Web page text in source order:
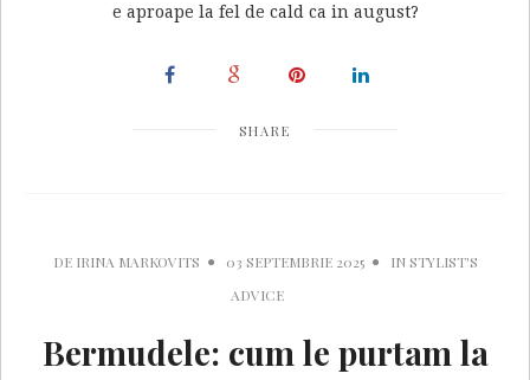
e aproape la fel de cald ca in august?
SHARE
DE IRINA MARKOVITS 03 SEPTEMBRIE 2025 IN STYLIST'S
ADVICE
Bermudele: cum le purtam la